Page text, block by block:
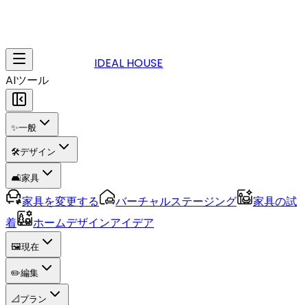
IDEAL HOUSE
AIツール
✨一般
🛠️デザイン
🛋️家具
家具を変更する バーチャルステージング
家具の試
着
ホームデザインアイデア
🖼️現在
✏️編集
📐 プラン